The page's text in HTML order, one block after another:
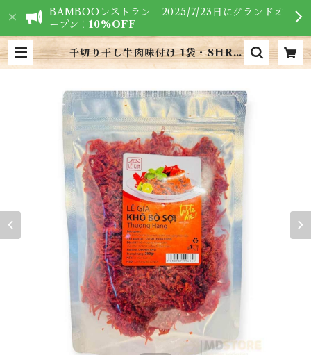
BAMBOOレストラン 2025/7/23日にグランドオ
ープン！10%OFF
千切り干し牛肉味付け 1袋・SHRE
DDED DRIED BEAF MEAT
ベトナム食材専門店